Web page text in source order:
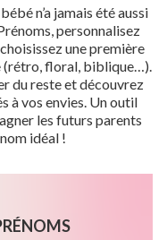
n’a jamais été aussi
personnalisez
une première
(rétro, floral, biblique…).
du reste et découvrez
à vos envies. Un outil
les futurs parents
idéal !